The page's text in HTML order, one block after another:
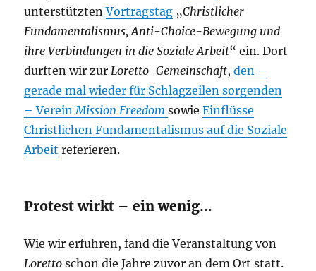
unterstütztenVortragstag „Christlicher
Fundamentalismus, Anti-Choice-Bewegung und
ihre Verbindungen in die Soziale Arbeit“ ein. Dort
durften wir zur Loretto-Gemeinschaft,den –
gerade mal wieder für Schlagzeilen sorgenden
– Verein Mission Freedom sowieEinflüsse
Christlichen Fundamentalismus auf die Soziale
Arbeit referieren.
Protest wirkt – ein wenig…
Wie wir erfuhren, fand die Veranstaltung von
Loretto schon die Jahre zuvor an dem Ort statt.